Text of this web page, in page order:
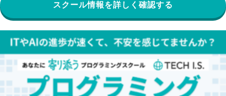
スクール情報を詳しく確認する